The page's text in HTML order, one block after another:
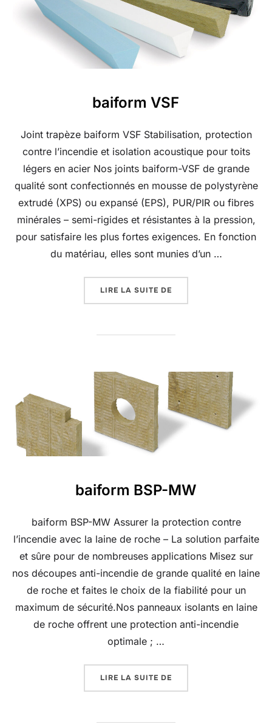
baiform VSF
Joint trapèze baiform VSF Stabilisation, protection
contre l’incendie et isolation acoustique pour toits
légers en acier Nos joints baiform-VSF de grande
qualité sont confectionnés en mousse de polystyrène
extrudé (XPS) ou expansé (EPS), PUR/PIR ou fibres
minérales – semi-rigides et résistantes à la pression,
pour satisfaire les plus fortes exigences. En fonction
du matériau, elles sont munies d’un …
LIRE LA SUITE DE
baiform BSP-MW
baiform BSP-MW Assurer la protection contre
l’incendie avec la laine de roche – La solution parfaite
et sûre pour de nombreuses applications Misez sur
nos découpes anti-incendie de grande qualité en laine
de roche et faites le choix de la fiabilité pour un
maximum de sécurité.Nos panneaux isolants en laine
de roche offrent une protection anti-incendie
optimale ; …
LIRE LA SUITE DE